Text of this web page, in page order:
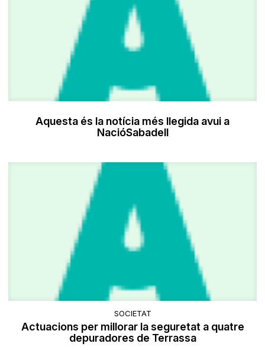
Aquesta és la notícia més llegida avui a
NacióSabadell
SOCIETAT
Actuacions per millorar la seguretat a quatre
depuradores de Terrassa